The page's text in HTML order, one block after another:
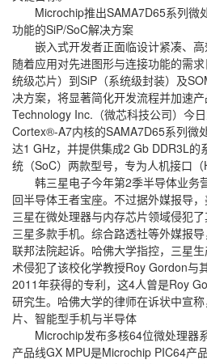
Microchip推出SAMA7D65系列微
功能的SiP/SoC解决方案
嵌入式开发者正面临设计紧凑、高
随着应用对先进图形与连接功能的需
统级芯片）到SiP（系统级封装）及
决方案，将显著简化开发流程并加速
Technology Inc.（微芯科技公司）今
Cortex®-A7内核的SAMA7D65系列微
达1 GHz，并提供集成2 Gb DDR3L的
统（SoC）两款型号，专为人机接口
韩三星电子今年第2季半导体业务
回半导体王者宝座。不过据外媒报导
三星在微处理器与内存芯片领域侵犯
三星多款手机。综合路透社等外媒报
联邦法院起诉。哈佛大学指控，三星
术侵犯了该校化学教授Roy Gordon与
2011年获得的专利，这4人曾是Roy
研究生。哈佛大学的律师在诉状中宣
片、智能型手机与半导体
Microchip发布多核64位微处理器
产品线GX MPU是Microchip PIC64产